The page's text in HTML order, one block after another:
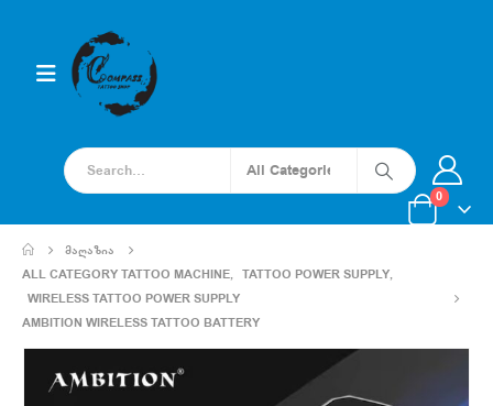
0
ᲛᲐᲦᲐᲖᲘᲐ
ALL CATEGORY TATTOO MACHINE, TATTOO POWER SUPPLY,
WIRELESS TATTOO POWER SUPPLY
AMBITION WIRELESS TATTOO BATTERY